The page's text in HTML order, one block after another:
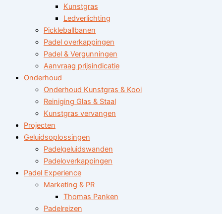
Kunstgras
Ledverlichting
Pickleballbanen
Padel overkappingen
Padel & Vergunningen
Aanvraag prijsindicatie
Onderhoud
Onderhoud Kunstgras & Kooi
Reiniging Glas & Staal
Kunstgras vervangen
Projecten
Geluidsoplossingen
Padelgeluidswanden
Padeloverkappingen
Padel Experience
Marketing & PR
Thomas Panken
Padelreizen